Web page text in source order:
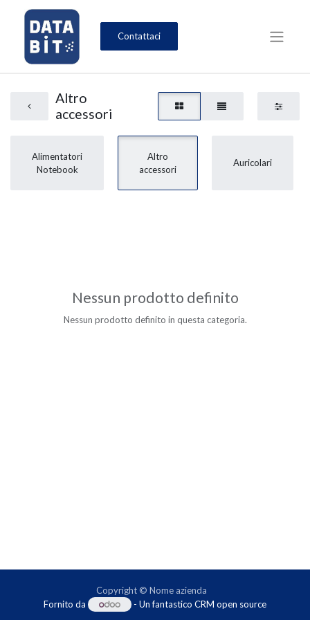
Contattaci
Altro
accessori
Alimentatori
Notebook
Altro
accessori
Auricolari
Nessun prodotto definito
Nessun prodotto definito in questa categoria.
Copyright © Nome azienda
Fornito da
- Un fantastico CRM open source